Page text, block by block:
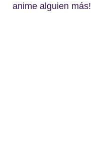
anime alguien más!